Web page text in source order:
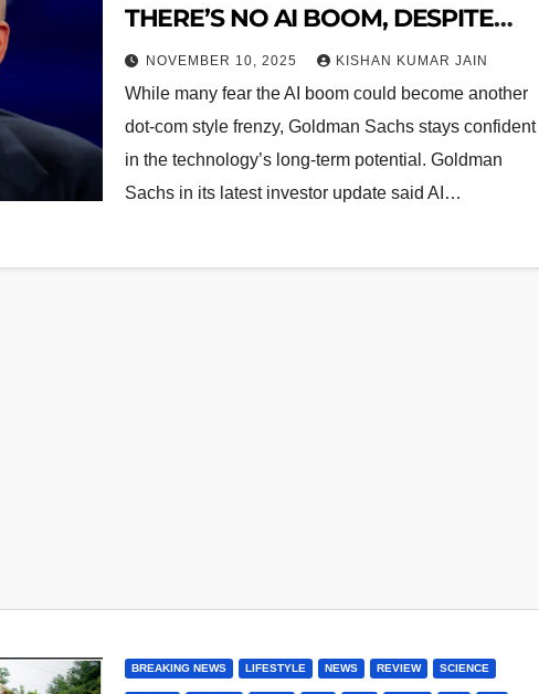
THERE’S NO AI BOOM, DESPITE
CONCERNS
NOVEMBER 10, 2025 KISHAN KUMAR JAIN
While many fear the AI boom could become another
dot-com style frenzy, Goldman Sachs stays confident
in the technology’s long-term potential. Goldman
Sachs in its latest investor update said AI…
BREAKING NEWS LIFESTYLE NEWS REVIEW SCIENCE